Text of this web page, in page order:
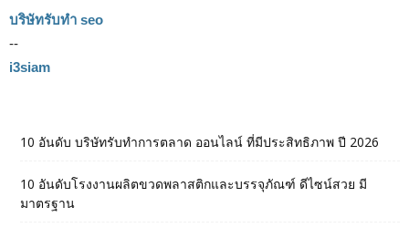
บริษัทรับทำ seo
--
i3siam
10 อันดับ บริษัทรับทำการตลาด ออนไลน์ ที่มีประสิทธิภาพ ปี 2026
10 อันดับโรงงานผลิตขวดพลาสติกและบรรจุภัณฑ์ ดีไซน์สวย มี
มาตรฐาน